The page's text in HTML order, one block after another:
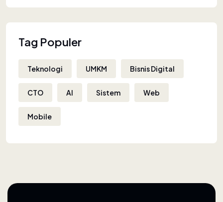
Tag Populer
Teknologi UMKM Bisnis Digital
CTO AI Sistem Web
Mobile